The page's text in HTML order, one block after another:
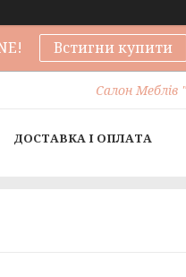
Встигни купити
Салон Меблів
ДОСТАВКА І ОПЛАТА